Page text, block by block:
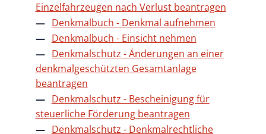
Einzelfahrzeugen nach Verlust beantragen
Denkmalbuch - Denkmal aufnehmen
Denkmalbuch - Einsicht nehmen
Denkmalschutz - Änderungen an einer
denkmalgeschützten Gesamtanlage
beantragen
Denkmalschutz - Bescheinigung für
steuerliche Förderung beantragen
Denkmalschutz - Denkmalrechtliche